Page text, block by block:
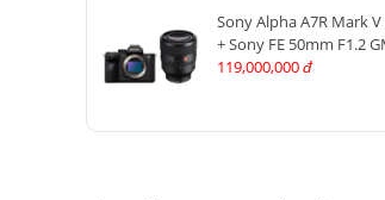
Sony Alpha A7R Mark
+ Sony FE 50mm F1.2
119,000,000 đ